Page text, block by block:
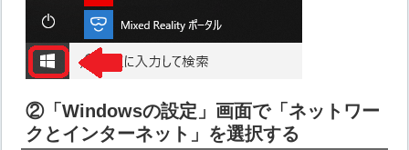
②「Windowsの設定」画面で「ネットワー
クとインターネット」を選択する